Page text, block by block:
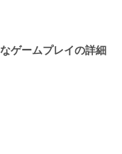
ゲームプレイの詳細